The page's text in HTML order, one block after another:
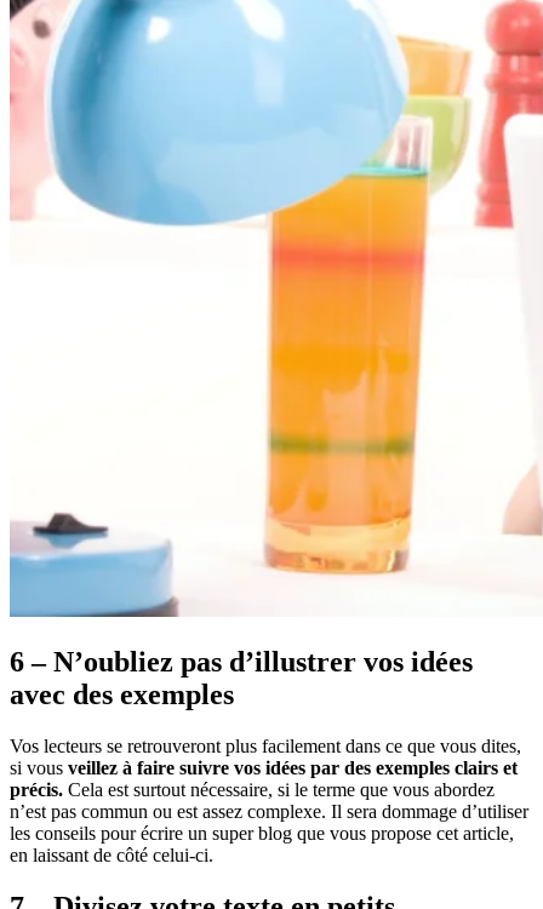
6 – N’oubliez pas d’illustrer vos idées
avec des exemples
Vos lecteurs se retrouveront plus facilement dans ce que vous dites,
si vous veillez à faire suivre vos idées par des exemples clairs et
précis. Cela est surtout nécessaire, si le terme que vous abordez
n’est pas commun ou est assez complexe. Il sera dommage d’utiliser
les conseils pour écrire un super blog que vous propose cet article,
en laissant de côté celui-ci.